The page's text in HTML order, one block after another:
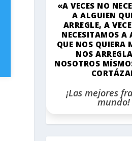
«A VECES NO
A ALGUIEN
ARREGLE, A
NECESITAMOS A
QUE NOS QUIERA
NOS
NOSOTROS
¡Las mejores
mundo!